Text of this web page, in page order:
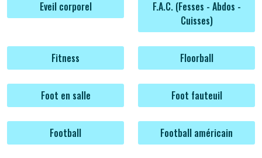
Eveil corporel
F.A.C. (Fesses - Abdos -
Cuisses)
Fitness Floorball
Foot en salle Foot fauteuil
Football Football américain